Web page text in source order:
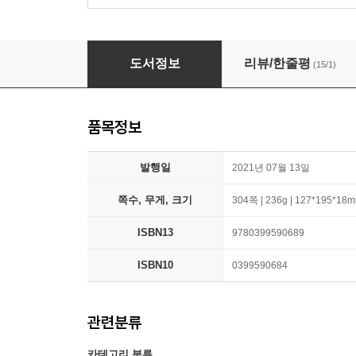
Survival of the Friendliest: Understanding
도서정보 리뷰/한줄평 (15/1)
품목정보
발행일 2021년 07월 13일
쪽수, 무게, 크기 304쪽 | 236g |
ISBN13 9780399590689
ISBN10 0399590684
관련분류